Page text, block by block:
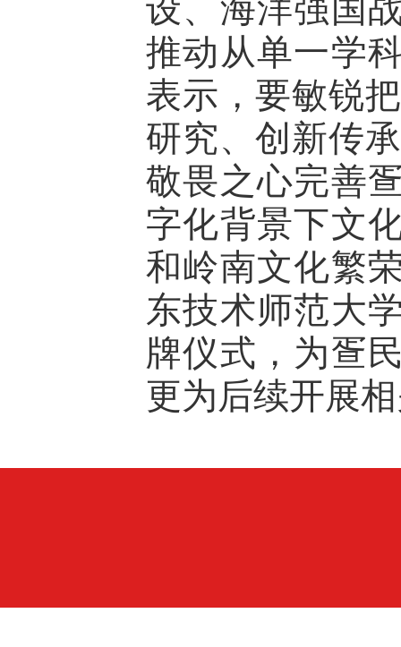
推动从单一学
表示，要敏锐
研究、创新传
敬畏之心完善
字化背景下文
和岭南文化繁
东技术师范大
牌仪式，为疍
更为后续开展